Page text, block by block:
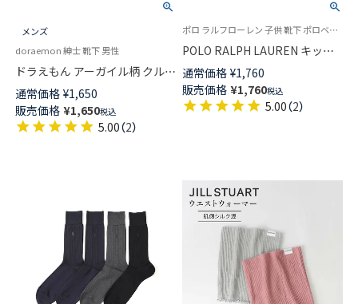
メンズ
doraemon 紳士 靴下 男性
ドラえもん アーガイル柄 クル
ー丈 カジュアル ソックス メン
ズ 日本製 02462117
通常価格 ¥1,650
販売価格 ¥1,650税込
5.00（2）
ポロ ラルフローレン 子供 靴下 ポロベア [19-21cm][22-24cm] 2025FW
POLO RALPH LAUREN キッズ
オーガニックコットン混 スケー
トベア ポロベア クルー丈 ソッ
クス 04803753
通常価格 ¥1,760
販売価格 ¥1,760税込
5.00（2）